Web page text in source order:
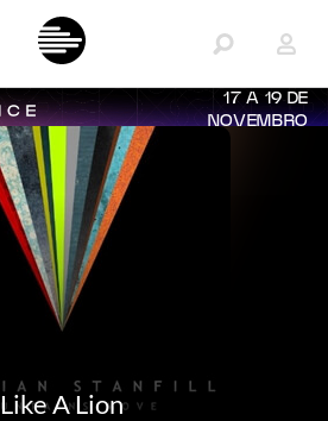
17 A 19 DE
NOVEMBRO
Like A Lion